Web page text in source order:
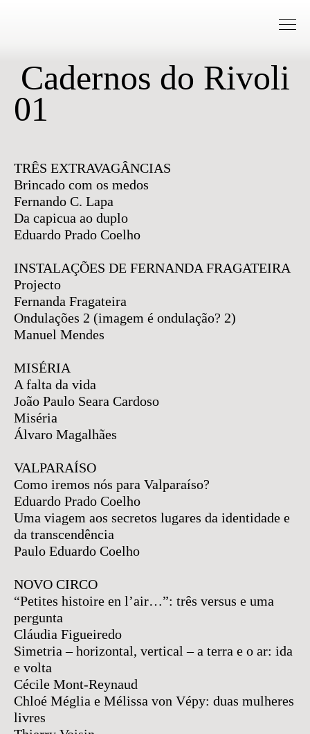
Cadernos do Rivoli
01
TRÊS EXTRAVAGÂNCIAS
Brincado com os medos
Fernando C. Lapa
Da capicua ao duplo
Eduardo Prado Coelho
INSTALAÇÕES DE FERNANDA FRAGATEIRA
Projecto
Fernanda Fragateira
Ondulações 2 (imagem é ondulação? 2)
Manuel Mendes
MISÉRIA
A falta da vida
João Paulo Seara Cardoso
Miséria
Álvaro Magalhães
VALPARAÍSO
Como iremos nós para Valparaíso?
Eduardo Prado Coelho
Uma viagem aos secretos lugares da identidade e
da transcendência
Paulo Eduardo Coelho
NOVO CIRCO
“Petites histoire en l’air…”: três versus e uma
pergunta
Cláudia Figueiredo
Simetria – horizontal, vertical – a terra e o ar: ida
e volta
Cécile Mont-Reynaud
Chloé Méglia e Mélissa von Vépy: duas mulheres
livres